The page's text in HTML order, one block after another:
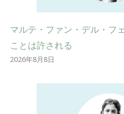
マルテ・ファン・デル・フ
ことは許される
2026年8月8日